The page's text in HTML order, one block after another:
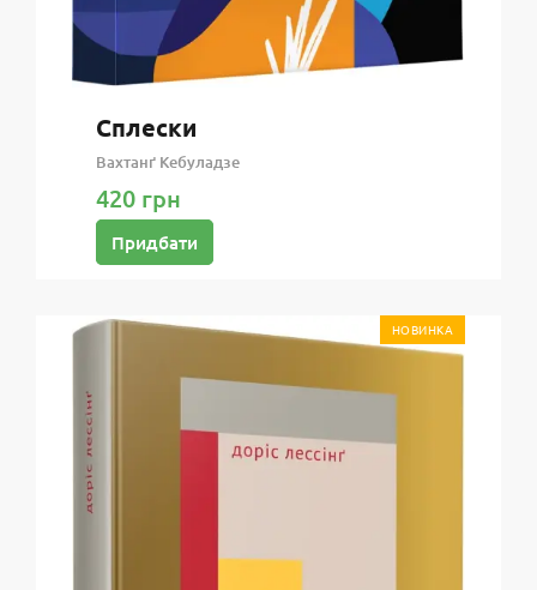
Сплески
Вахтанґ Кебуладзе
420 грн
Придбати
НОВИНКА